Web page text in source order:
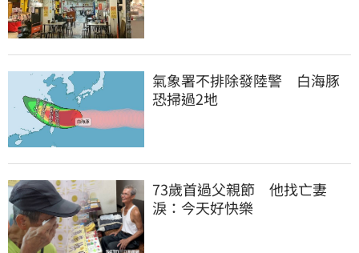
氣象署不排除發陸警　白海豚
恐掃過2地
73歲首過父親節　他找亡妻
淚：今天好快樂